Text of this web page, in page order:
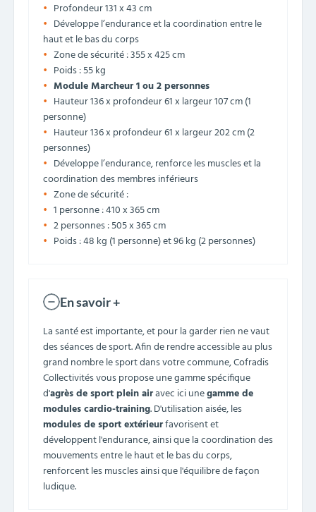
Profondeur 131 x 43 cm
Développe l’endurance et la coordination entre le
haut et le bas du corps
Zone de sécurité : 355 x 425 cm
Poids : 55 kg
Module Marcheur 1 ou 2 personnes
Hauteur 136 x profondeur 61 x largeur 107 cm (1
personne)
Hauteur 136 x profondeur 61 x largeur 202 cm (2
personnes)
Développe l’endurance, renforce les muscles et la
coordination des membres inférieurs
Zone de sécurité :
1 personne : 410 x 365 cm
2 personnes : 505 x 365 cm
Poids : 48 kg (1 personne) et 96 kg (2 personnes)
En savoir +
La santé est importante, et pour la garder rien ne vaut
des séances de sport. Afin de rendre accessible au plus
grand nombre le sport dans votre commune, Cofradis
Collectivités vous propose une gamme spécifique
d'agrès de sport plein airavec ici unegamme de
modules cardio-training. D'utilisation aisée, les
modules de sport extérieurfavorisent et
développent l'endurance, ainsi que la coordination des
mouvements entre le haut et le bas du corps,
renforcent les muscles ainsi que l'équilibre de façon
ludique.